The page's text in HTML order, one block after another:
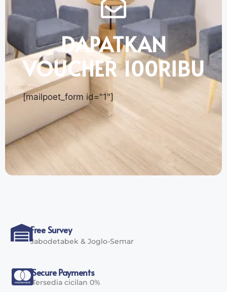
DAPATKAN
VOUCHER 100RIBU
[mailpoet_form id="1"]
Free Survey
Jabodetabek & Joglo-Semar
Secure Payments
Tersedia cicilan 0%